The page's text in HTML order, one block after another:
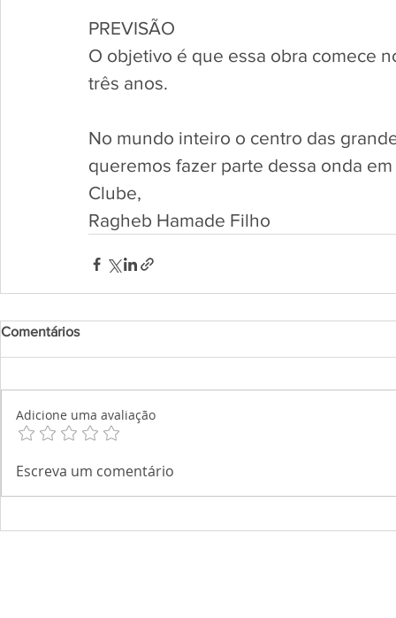
PREVISÃO
O objetivo é que essa obra comece
três anos.
No mundo inteiro o centro das
queremos fazer parte dessa onda
Clube,
Ragheb Hamade Filho
Comentários
Adicione uma avaliação
Escreva um comentário